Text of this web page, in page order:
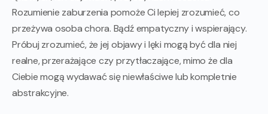
Rozumienie zaburzenia pomoże Ci lepiej zrozumieć, co
przeżywa osoba chora. Bądź empatyczny i wspierający.
Próbuj zrozumieć, że jej objawy i lęki mogą być dla niej
realne, przerażające czy przytłaczające, mimo że dla
Ciebie mogą wydawać się niewłaściwe lub kompletnie
abstrakcyjne.